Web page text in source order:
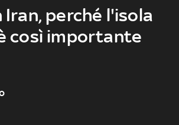
Iran, perché l'isola
così importante